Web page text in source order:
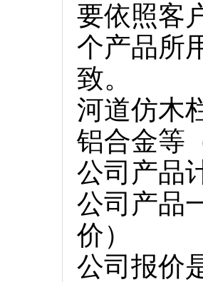
要依照客
个产品所
致。
河道仿木
铝合金等
公司产品
公司产品
价）
公司报价